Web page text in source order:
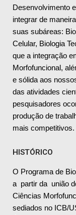
Desenvolvimento
integrar de
suas subáreas:
Celular, Biologia
que a integração
Morfofuncional,
e sólida aos
das atividades
pesquisadores
produção de
mais competitivos.
HISTÓRICO
O Programa de
a partir da união
Ciências
sediados no ICB/